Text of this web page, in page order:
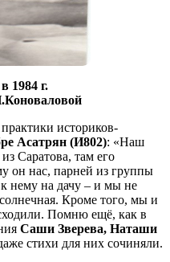
1984 г.
историков-
Асатрян (И802): «Наш
Саратова, там его
он нас, парней из группы
нему на дачу – и мы не
Кроме того, мы и
Помню ещё, как в
Саши Зверева, Наташи
стихи для них сочиняли.